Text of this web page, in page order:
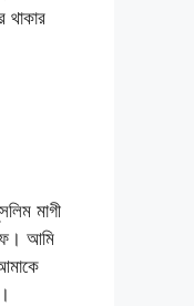
থাকার
মাগী
আমি